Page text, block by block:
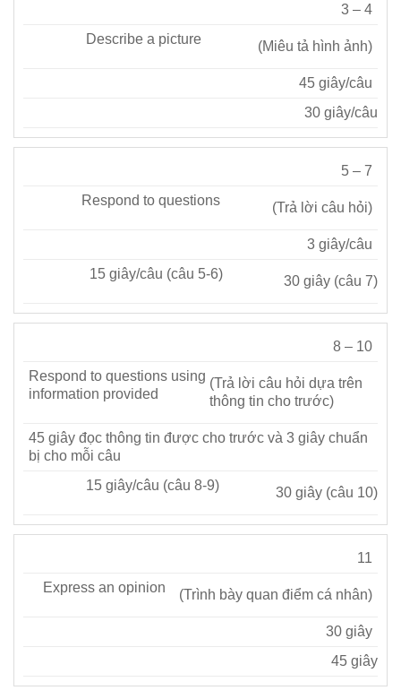
3 – 4
Describe a picture
(Miêu tả hình ảnh)
45 giây/câu
30 giây/câu
5 – 7
Respond to questions
(Trả lời câu hỏi)
3 giây/câu
15 giây/câu (câu 5-6)
30 giây (câu 7)
8 – 10
Respond to questions using
information provided
(Trả lời câu hỏi dựa trên
thông tin cho trước)
45 giây đọc thông tin được cho trước và 3 giây chuẩn
bị cho mỗi câu
15 giây/câu (câu 8-9)
30 giây (câu 10)
11
Express an opinion
(Trình bày quan điểm cá nhân)
30 giây
45 giây